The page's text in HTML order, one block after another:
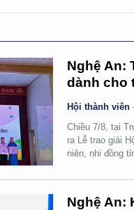
Nghệ An:
dành cho
Hội thành viên
Chiều 7/8, tại
ra Lễ trao giải
niên, nhi đồng
Nghệ An: